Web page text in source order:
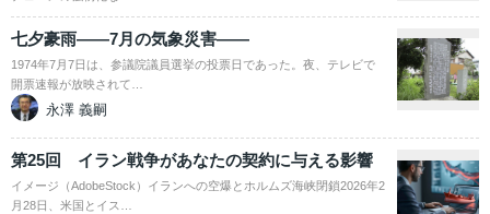
七夕豪雨――7月の気象災害――
1974年7月7日は、参議院議員選挙の投票日であった。夜、テレビで
開票速報が放映されて…
永澤 義嗣
第25回 イラン戦争があなたの契約に与える影響
イメージ（AdobeStock）イランへの空爆とホルムズ海峡閉鎖2026年2
月28日、米国とイス…